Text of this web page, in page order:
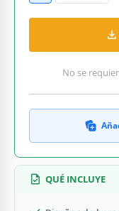
No se
QUÉ INCLUYE